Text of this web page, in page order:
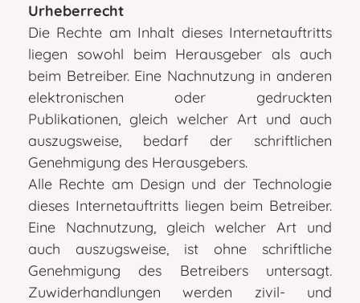
Urheberrecht
Die Rechte am Inhalt dieses Internetauftritts
liegen sowohl beim Herausgeber als auch
beim Betreiber. Eine Nachnutzung in anderen
elektronischen oder gedruckten
Publikationen, gleich welcher Art und auch
auszugsweise, bedarf der schriftlichen
Genehmigung des Herausgebers.
Alle Rechte am Design und der Technologie
dieses Internetauftritts liegen beim Betreiber.
Eine Nachnutzung, gleich welcher Art und
auch auszugsweise, ist ohne schriftliche
Genehmigung des Betreibers untersagt.
Zuwiderhandlungen werden zivil- und